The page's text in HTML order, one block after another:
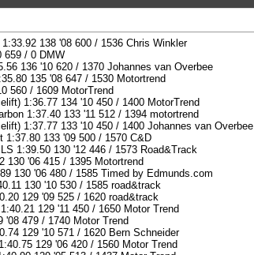
138 '08 600 / 1536 Chris Winkler
659 / 0 DMW
136 '10 620 / 1370 Johannes van Overbee
135 '08 647 / 1530 Motortrend
560 / 1609 MotorTrend
1:36.77 134 '10 450 / 1400 MotorTrend
1:37.40 133 '11 512 / 1394 motortrend
1:37.77 133 '10 450 / 1400 Johannes van Overbee
133 '09 500 / 1570 C&D
1:39.50 130 '12 446 / 1573 Road&Track
130 '06 415 / 1395 Motortrend
130 '06 480 / 1585 Timed by Edmunds.com
130 '10 530 / 1585 road&track
129 '09 525 / 1620 road&track
129 '11 450 / 1650 Motor Trend
'08 479 / 1740 Motor Trend
129 '10 571 / 1620 Bern Schneider
129 '06 420 / 1560 Motor Trend